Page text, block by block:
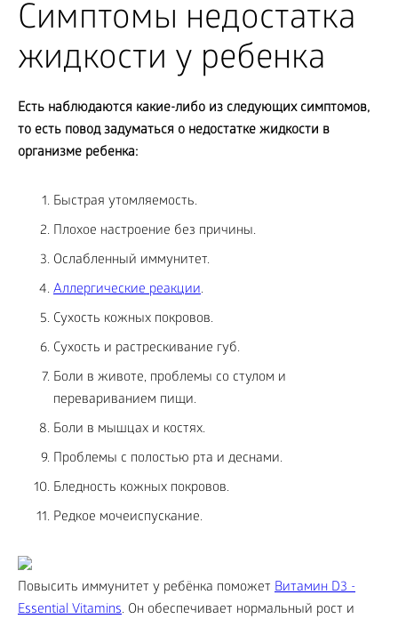
Симптомы недостатка
жидкости у ребенка
Есть наблюдаются какие-либо из следующих симптомов,
то есть повод задуматься о недостатке жидкости в
организме ребенка:
Быстрая утомляемость.
Плохое настроение без причины.
Ослабленный иммунитет.
Аллергические реакции.
Сухость кожных покровов.
Сухость и растрескивание губ.
Боли в животе, проблемы со стулом и
перевариванием пищи.
Боли в мышцах и костях.
Проблемы с полостью рта и деснами.
Бледность кожных покровов.
Редкое мочеиспускание.
Повысить иммунитет у ребёнка поможет Витамин D3 -
Essential Vitamins. Он обеспечивает нормальный рост и